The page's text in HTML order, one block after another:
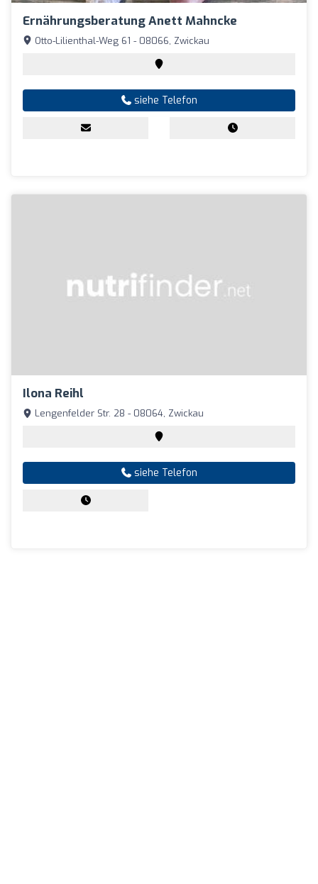
Ernährungsberatung Anett Mahncke
Otto-Lilienthal-Weg 61 - 08066, Zwickau
siehe Telefon
Ilona Reihl
Lengenfelder Str. 28 - 08064, Zwickau
siehe Telefon